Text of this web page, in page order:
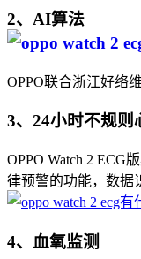
2、AI算法
OPPO联合浙江好络
3、24小时不规则
OPPO Watch 2 ECG
律预警的功能，数据
4、血氧监测